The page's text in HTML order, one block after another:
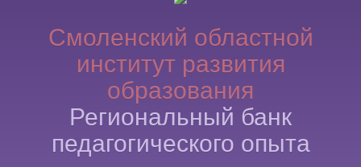
Смоленский областной
институт развития
образования
Региональный банк
педагогического опыта